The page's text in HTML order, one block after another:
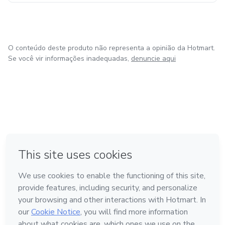
O conteúdo deste produto não representa a opinião da Hotmart.
Se você vir informações inadequadas, denuncie aqui
Feito com ❤ em Bogotá
Conheça a Hotmart